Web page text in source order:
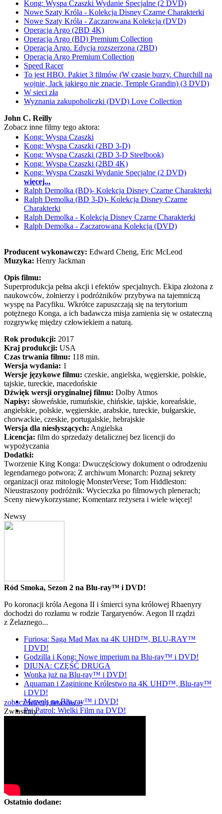
Kong: Wyspa Czaszki Wydanie Specjalne (2 DVD)
Nowe Szaty Króla - Kolekcja Disney Czarne Charakterki
Nowe Szaty Króla - Zaczarowana Kolekcja (DVD)
Operacja Argo (2BD 4K)
Operacja Argo (BD) Premium Collection
Operacja Argo. Edycja rozszerzona (2BD)
Operacja Argo Premium Collection
Speed Racer
To jest HBO. Pakiet 3 filmów (W czasie burzy. Churchill na
wojnie, Jack jakiego nie znacie, Temple Grandin) (3 DVD)
W sieci zła
Wyznania zakupoholiczki (DVD) Love Collection
John C. Reilly
Zobacz inne filmy tego aktora:
Kong: Wyspa Czaszki
Kong: Wyspa Czaszki (2BD 3-D)
Kong: Wyspa Czaszki (2BD 3-D Steelbook)
Kong: Wyspa Czaszki (2BD 4K)
Kong: Wyspa Czaszki Wydanie Specjalne (2 DVD)
więcej...
Ralph Demolka (BD)- Kolekcja Disney Czarne Charakterki
Ralph Demolka (BD 3-D)- Kolekcja Disney Czarne
Charakterki
Ralph Demolka - Kolekcja Disney Czarne Charakterki
Ralph Demolka - Zaczarowana Kolekcja (DVD)
Producent wykonawczy: Edward Cheng, Eric McLeod
Muzyka: Henry Jackman
Opis filmu:
Superprodukcja pełna akcji i efektów specjalnych. Ekipa złożona z
naukowców, żołnierzy i podróżników przybywa na tajemniczą
wyspę na Pacyfiku. Wkrótce zapuszczają się na terytorium
potężnego Konga, a ich badawcza misja zamienia się w ostateczną
rozgrywkę między człowiekiem a naturą.
Rok produkcji: 2017
Kraj produkcji: USA
Czas trwania filmu: 118 min.
Wersja wydania: 1
Wersje językowe filmu: czeskie, angielska, węgierskie, polskie,
tajskie, tureckie, macedońskie
Dźwięk wersji oryginalnej filmu: Dolby Atmos
Napisy: słoweńskie, rumuńskie, chińskie, tajskie, koreańskie,
angielskie, polskie, węgierskie, arabskie, tureckie, bułgarskie,
chorwackie, czeskie, portugalskie, hebrajskie
Wersja dla niesłyszących: Angielska
Licencja: film do sprzedaży detalicznej bez licencji do
wypożyczania
Dodatki:
Tworzenie King Konga: Dwuczęściowy dokument o odrodzeniu
legendarnego potwora; Z archiwum Monarch: Poznaj sekrety
organizacji oraz mitologię MonsterVerse; Tom Hiddleston:
Nieustraszony podróżnik: Wycieczka po filmowych plenerach;
Sceny niewykorzystane; Komentarz reżysera i wiele więcej!
Newsy
Ród Smoka, Sezon 2 na Blu-ray™ i DVD!
Po koronacji króla Aegona II i śmierci syna królowej Rhaenyry
dochodzi do rozłamu w rodzie Targaryenów. Aegon II rządzi
z Żelaznego...
Furiosa: Saga Mad Max na 4K UHD™, BLU-RAY™
I DVD!
Godzilla i Kong: Nowe imperium na Blu-ray™ i DVD!
DIUNA: CZĘŚĆ DRUGA
Wonka już na Blu-ray™ i DVD!
Aquaman i Zaginione Królestwo na 4K UHD™, Blu-ray™
i DVD!
Marvels na Blu-ray™ i DVD!
Psi Patrol: Wielki Film na DVD!
zobacz więcej newsów »
Zwiastuny
Ostatnio dodane: